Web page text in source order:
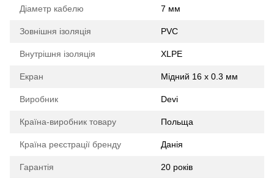
Діаметр кабелю 7 мм
Зовнішня ізоляція PVC
Внутрішня ізоляція XLPE
Екран Мідний 16 х 0.3 мм
Виробник Devi
Країна-виробник товару Польща
Країна реєстрації бренду Данія
Гарантія 20 років